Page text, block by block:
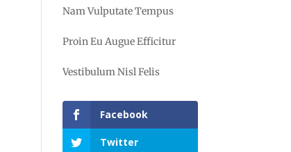
Nam Vulputate Tempus
Proin Eu Augue Efficitur
Vestibulum Nisl Felis
Facebook
Twitter